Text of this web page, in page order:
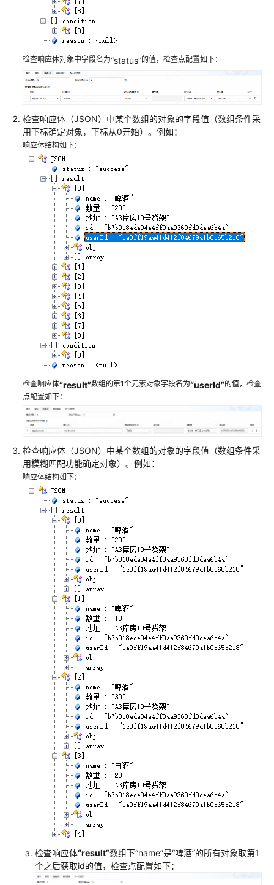
接
脚
本
添
CodeArts
TestPlan
接
口
本
的
逻
辑
控
制
步
骤
设
置
CodeArts
TestPlan
接
口
本
的
测
试
例
参
数
置
CodeArts
TestPlan
接
口
脚
本
的
环
境
参
数
导
入
CodeArts
TestPlan
接
口
自
动
化
用
例
试
数
检查响应体对象中字段名为“status”的值，检查点配置如下：
检查响应体（JSON）中某个数组的对象的字段值（数组条件采
用下标确定对象，下标从0开始）。例如：
响应体结构如下：
检查响应体“result”数组的第1个元素对象字段名为“userId”的值，检查
点配置如下：
检查响应体（JSON）中某个数组的对象的字段值（数组条件采
用模糊匹配功能确定对象）。例如：
响应体结构如下：
检查响应体“result”数组下“name”是“啤酒”的所有对象取第1
个之后获取id的值，检查点配置如下：